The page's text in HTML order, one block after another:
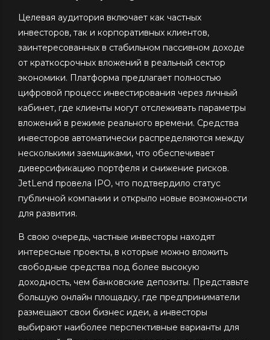
Целевая аудитория включает как частных
инвесторов, так и корпоративных клиентов,
заинтересованных в стабильном пассивном доходе
от краткосрочных вложений в реальный сектор
экономики. Платформа предлагает полностью
цифровой процесс инвестирования через личный
кабинет, где клиенты могут отслеживать параметры
вложений в режиме реального времени. Средства
инвесторов автоматически распределяются между
несколькими заемщиками, что обеспечивает
диверсификацию портфеля и снижение рисков.
JetLend провела IPO, что подтвердило статус
публичной компании и открыло новые возможности
для развития.
В свою очередь, частные инвесторы находят
интересные проекты, в которые можно вложить
свободные средства под более высокую
доходность, чем банковские депозиты. Представьте
большую онлайн площадку, где предприниматели
размещают свои бизнес идеи, а инвесторы
выбирают наиболее перспективные варианты для